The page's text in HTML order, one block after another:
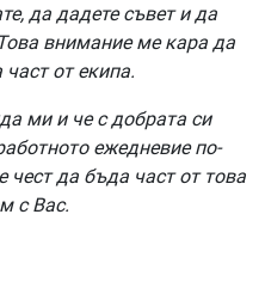
да дадете съвет и да
внимание ме кара да
от екипа.
ми и че с добрата си
ежедневие по-
чест да бъда част от това
с Вас.